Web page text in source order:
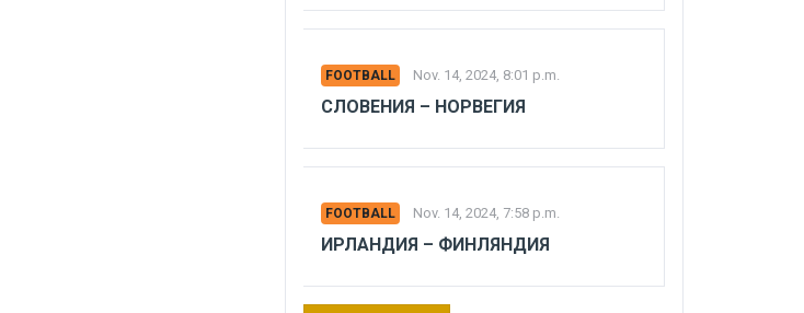
FOOTBALL Nov. 14, 2024, 8:01 p.m.
СЛОВЕНИЯ – НОРВЕГИЯ
FOOTBALL Nov. 14, 2024, 7:58 p.m.
ИРЛАНДИЯ – ФИНЛЯНДИЯ